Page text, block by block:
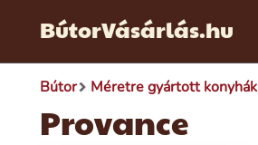
BútorVásárlás.hu
Bútor Méretre gyártott konyhák
Provance